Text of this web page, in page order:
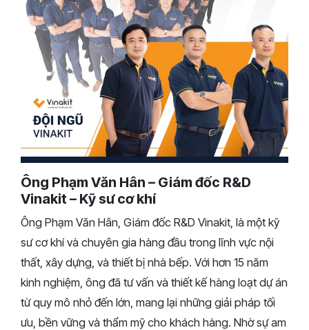
Ông Phạm Văn Hân – Giám đốc R&D
Vinakit – Kỹ sư cơ khí
Ông Phạm Văn Hân, Giám đốc R&D Vinakit, là một kỹ
sư cơ khí và chuyên gia hàng đầu trong lĩnh vực nội
thất, xây dựng, và thiết bị nhà bếp. Với hơn 15 năm
kinh nghiệm, ông đã tư vấn và thiết kế hàng loạt dự án
từ quy mô nhỏ đến lớn, mang lại những giải pháp tối
ưu, bền vững và thẩm mỹ cho khách hàng. Nhờ sự am